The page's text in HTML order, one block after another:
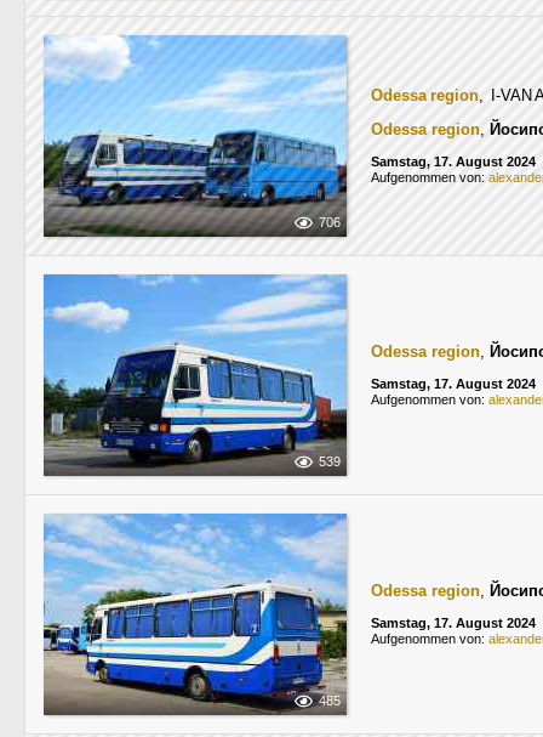
706
Odessa region, I-VAN
Odessa region,
Samstag, 17. August 2024
Aufgenommen von:
539
Odessa region,
Samstag, 17. August 2024
Aufgenommen von:
485
Odessa region,
Samstag, 17. August 2024
Aufgenommen von: